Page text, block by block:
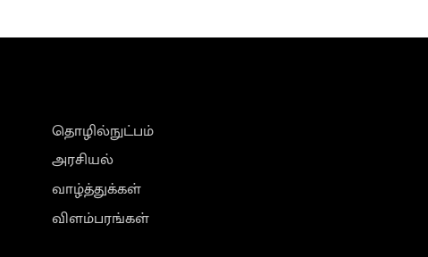
தொழில்நுட்பம்
அரசியல்
வாழ்த்துக்கள்
விளம்பரங்கள்